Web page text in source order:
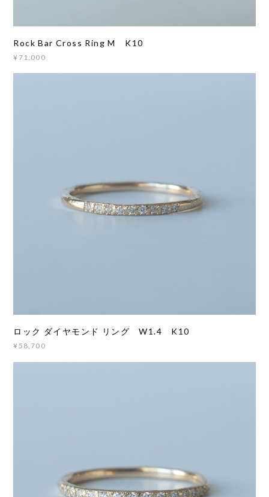
Rock Bar Cross Ring M K10
¥71,000
ロック ダイヤモンド リング W1.4 K10
¥58,700